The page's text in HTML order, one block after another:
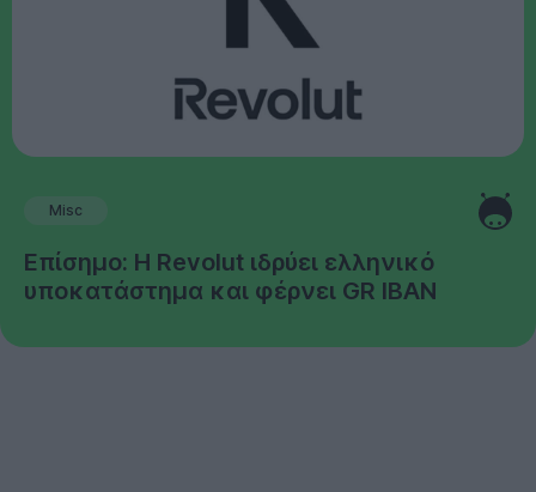
Misc
Επίσημο: Η Revolut ιδρύει ελληνικό
υποκατάστημα και φέρνει GR IBAN